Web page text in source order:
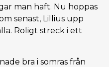
man haft. Nu hoppas
senast, Lillius upp
Roligt streck i ett
bra i somras från